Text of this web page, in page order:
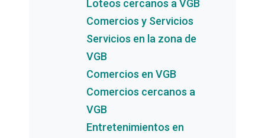
Loteos cercanos a VGB
Comercios y Servicios
Servicios en la zona de
VGB
Comercios en VGB
Comercios cercanos a
VGB
Entretenimientos en